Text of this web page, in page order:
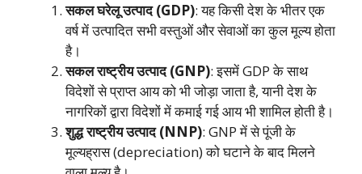
सकल घरेलू उत्पाद (GDP): यह किसी देश के भीतर एक
वर्ष में उत्पादित सभी वस्तुओं और सेवाओं का कुल मूल्य होता
है।
सकल राष्ट्रीय उत्पाद (GNP): इसमें GDP के साथ
विदेशों से प्राप्त आय को भी जोड़ा जाता है, यानी देश के
नागरिकों द्वारा विदेशों में कमाई गई आय भी शामिल होती है।
शुद्ध राष्ट्रीय उत्पाद (NNP): GNP में से पूंजी के
मूल्यह्रास (depreciation) को घटाने के बाद मिलने